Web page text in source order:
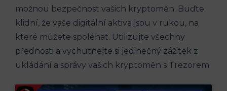
možnou bezpečnost vašich kryptoměn. Buďte
klidní, že vaše digitální aktiva jsou v rukou, na
které můžete spoléhat. Utilizujte všechny
přednosti a vychutnejte si jedinečný zážitek z
ukládání a správy vašich kryptoměn s Trezorem.